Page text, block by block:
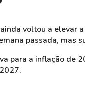
voltou a elevar
passada, mas
para a inflação de